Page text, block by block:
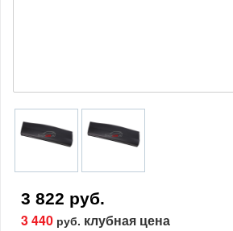
3 822 руб.
3 440 руб. клубная цена